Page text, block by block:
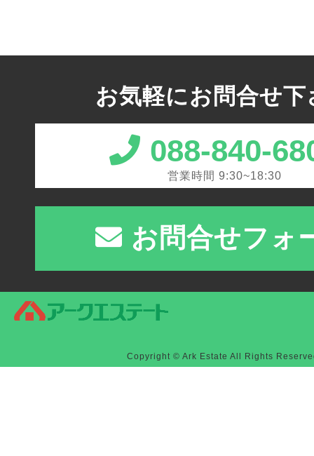
お気軽にお問合せ下
088-840-
営業時間 9:30~18:30
お問合せフォ
Copyright © Ark Estate All Rights